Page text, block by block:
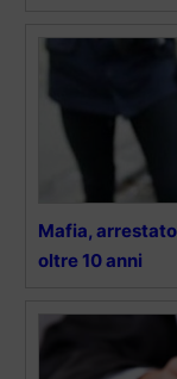
Mafia,
oltre 10 anni